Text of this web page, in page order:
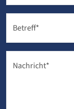
Betreff*
Nachricht*